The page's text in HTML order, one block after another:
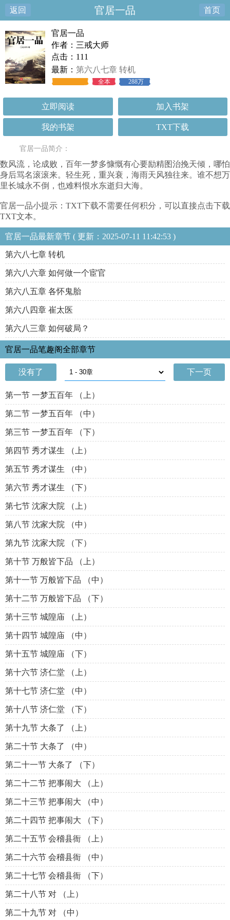
返回 官居一品 首页
官居一品
作者：三戒大师
点击：111
最新： 第六八七章 转机
全本 288万
立即阅读 加入书架
我的书架 TXT下载
官居一品简介：
数风流，论成败，百年一梦多慷慨有心要励精图治挽天倾，哪怕
身后骂名滚滚来。轻生死，重兴衰，海雨天风独往来。谁不想万
里长城永不倒，也难料恨水东逝归大海。
官居一品小提示：TXT下载不需要任何积分，可以直接点击下载
TXT文本。
官居一品最新章节 ( 更新：2025-07-11 11:42:53 )
第六八七章 转机
第六八六章 如何做一个宦官
第六八五章 各怀鬼胎
第六八四章 崔太医
第六八三章 如何破局？
官居一品笔趣阁全部章节
没有了 下一页
第一节 一梦五百年 （上）
第二节 一梦五百年 （中）
第三节 一梦五百年 （下）
第四节 秀才谋生 （上）
第五节 秀才谋生 （中）
第六节 秀才谋生 （下）
第七节 沈家大院 （上）
第八节 沈家大院 （中）
第九节 沈家大院 （下）
第十节 万般皆下品 （上）
第十一节 万般皆下品 （中）
第十二节 万般皆下品 （下）
第十三节 城隍庙 （上）
第十四节 城隍庙 （中）
第十五节 城隍庙 （下）
第十六节 济仁堂 （上）
第十七节 济仁堂 （中）
第十八节 济仁堂 （下）
第十九节 大条了 （上）
第二十节 大条了 （中）
第二十一节 大条了 （下）
第二十二节 把事闹大 （上）
第二十三节 把事闹大 （中）
第二十四节 把事闹大 （下）
第二十五节 会稽县衙 （上）
第二十六节 会稽县衙 （中）
第二十七节 会稽县衙 （下）
第二十八节 对 （上）
第二十九节 对 （中）